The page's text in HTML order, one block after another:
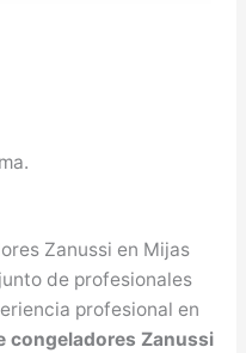
Zanussi en Mijas
de profesionales
profesional en
congeladores Zanussi